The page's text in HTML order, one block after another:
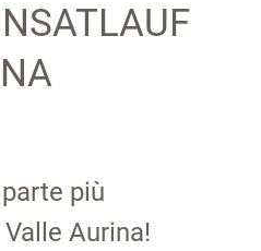
più
Aurina!